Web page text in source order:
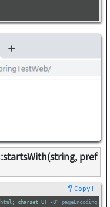
pref
Copy!
charset=UTF-8" pageEncoding=